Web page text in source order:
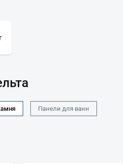
Панели для ванн